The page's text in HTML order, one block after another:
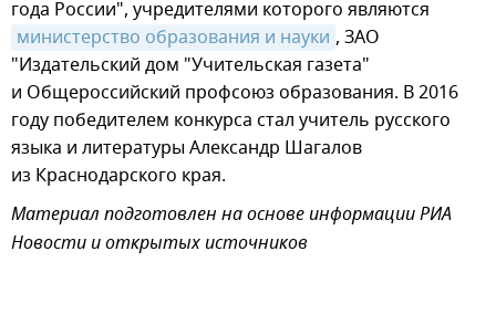
года России", учредителями которого являются
министерство образования и науки , ЗАО
"Издательский дом "Учительская газета"
и Общероссийский профсоюз образования. В 2016
году победителем конкурса стал учитель русского
языка и литературы Александр Шагалов
из Краснодарского края.
Материал подготовлен на основе информации РИА
Новости и открытых источников